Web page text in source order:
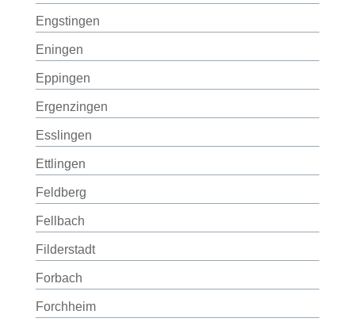
Engstingen
Eningen
Eppingen
Ergenzingen
Esslingen
Ettlingen
Feldberg
Fellbach
Filderstadt
Forbach
Forchheim